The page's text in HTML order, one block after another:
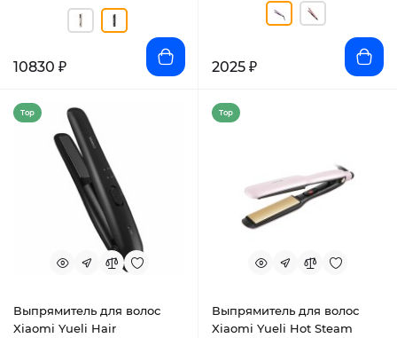
10830 ₽ 2025 ₽
Top
Выпрямитель для волос
Xiaomi Yueli Hair
Top
Выпрямитель для волос
Xiaomi Yueli Hot Steam